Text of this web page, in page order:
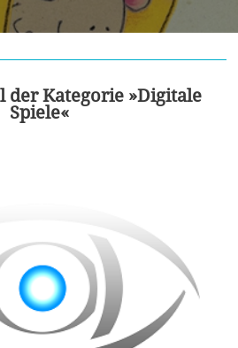
der Kategorie »Digitale
Spiele«